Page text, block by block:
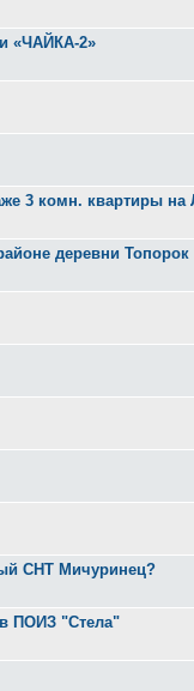
«ЧАЙКА-2»
3 комн. квартиры на
деревни Топорок
СНТ Мичуринец?
ПОИЗ "Стела"